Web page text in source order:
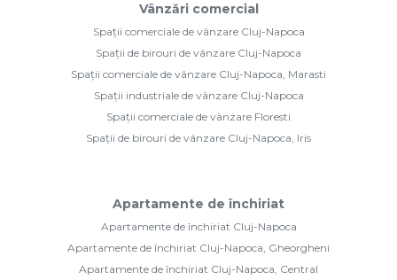
Vânzări comercial
Spații comerciale de vânzare Cluj-Napoca
Spații de birouri de vânzare Cluj-Napoca
Spații comerciale de vânzare Cluj-Napoca, Marasti
Spații industriale de vânzare Cluj-Napoca
Spații comerciale de vânzare Floresti
Spații de birouri de vânzare Cluj-Napoca, Iris
Apartamente de închiriat
Apartamente de închiriat Cluj-Napoca
Apartamente de închiriat Cluj-Napoca, Gheorgheni
Apartamente de închiriat Cluj-Napoca, Central